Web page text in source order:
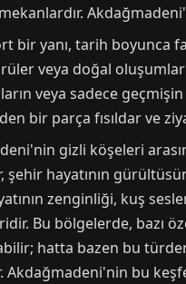
bir yanı, tarih boyunca
veya doğal oluşumlar
veya sadece
bir parça fısıldar ve
gizli köşeleri
şehir hayatının
zenginliği, kuş
Bu bölgelerde, bazı
hatta bazen bu
Akdağmadeni'nin bu